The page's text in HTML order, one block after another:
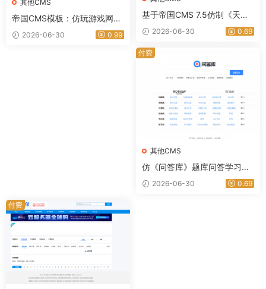
其他CMS
帝国CMS模板：仿玩游戏网的
大型游戏资讯门户网站源代码
2026-06-30 0.99
基于帝国CMS 7.5仿制《天奇
生活网》的综合生活资讯门户
网站，包含源码和手机版｜星
途资源网
2026-06-30 0.69
其他CMS
仿《问答库》题库问答学习平
台模板的知识付费网站源代码
及数据采集系统
2026-06-30 0.69
付费
付费